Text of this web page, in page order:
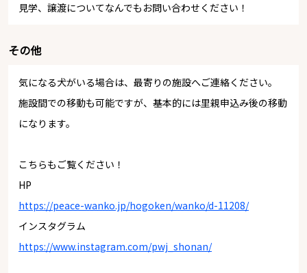
見学、譲渡についてなんでもお問い合わせください！
その他
気になる犬がいる場合は、最寄りの施設へご連絡ください。
施設間での移動も可能ですが、基本的には里親申込み後の移動
になります。
こちらもご覧ください！
HP
https://peace-wanko.jp/hogoken/wanko/d-11208/
インスタグラム
https://www.instagram.com/pwj_shonan/